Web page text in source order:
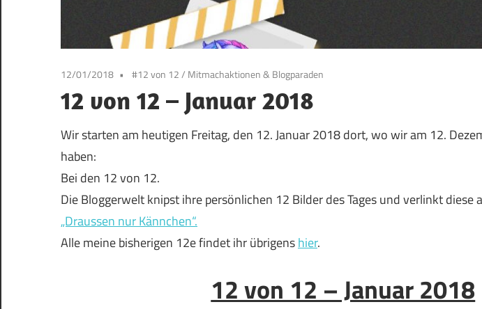
12/01/2018 #12 von 12/ Mitmachaktionen & Blogparaden
12 von 12 – Januar 2018
Wir starten am heutigen Freitag, den 12. Januar 2018 dort, wo wir am 12.
haben:
Bei den 12 von 12.
Die Bloggerwelt knipst ihre persönlichen 12 Bilder des Tages und verlinkt diese
„Draussen nur Kännchen“.
Alle meine bisherigen 12e findet ihr übrigenshier.
12 von 12 – Januar 2018